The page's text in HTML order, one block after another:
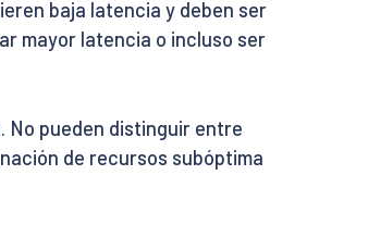
baja latencia y deben ser
mayor latencia o incluso ser
No pueden distinguir entre
de recursos subóptima